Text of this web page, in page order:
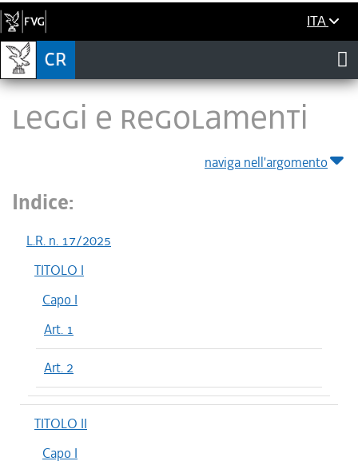
ITA
LEGGI E REGOLAMENTI
naviga nell'argomento
Indice:
L.R. n. 17/2025
TITOLO I
Capo I
Art. 1
Art. 2
TITOLO II
Capo I